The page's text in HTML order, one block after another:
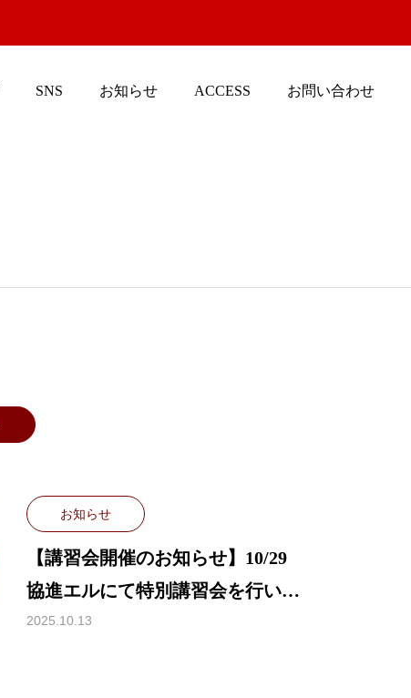
SNS お知らせ ACCESS お問い合わせ
お知らせ
【講習会開催のお知らせ】10/29
協進エルにて特別講習会を行いま
す
2025.10.13